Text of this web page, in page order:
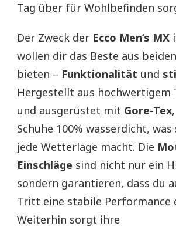
Tag über für Wohlbefinden
Der Zweck der Ecco Men’s MX
wollen dir das Beste aus
bieten – Funktionalität und
Hergestellt aus hochwertigem
und ausgerüstet mit Gore-Tex
Schuhe 100% wasserdicht,
jede Wetterlage macht. Die
Einschläge sind nicht nur ein
sondern garantieren, dass du
Tritt eine stabile Performance
Weiterhin sorgt ihre